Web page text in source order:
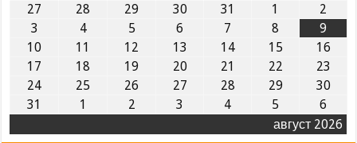
август 2026
27 28 29 30 31 1
2
3
4 5 6 7 8
9
10
11 12 13 14 15
16
17
18 19 20 21 22
23
24
25 26 27 28 29
30
31
1 2 3 4 5 6